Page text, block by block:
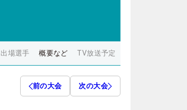
出場選手 概要など TV放送予定
前の大会 次の大会